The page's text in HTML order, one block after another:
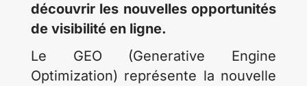
découvrir les nouvelles opportunités
de visibilité en ligne.
Le GEO (Generative Engine
Optimization) représente la nouvelle